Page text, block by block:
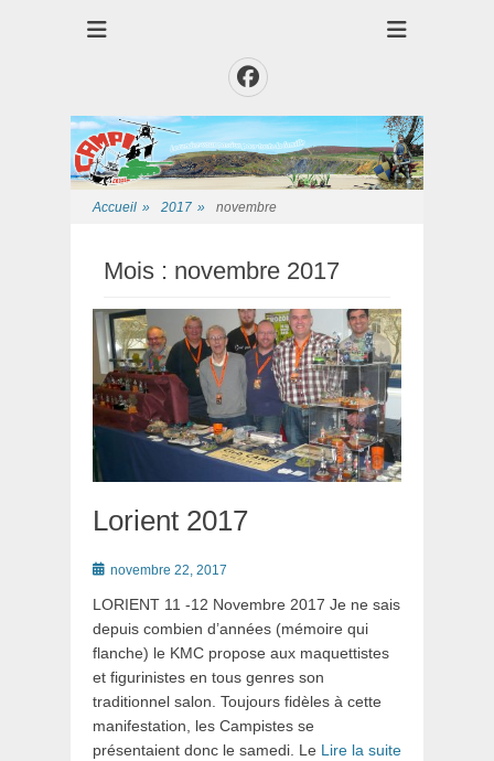
Club CAMPI
Facebook
Accueil » 2017 » novembre
Mois : novembre 2017
Lorient 2017
Posténovembre 22, 2017
LORIENT 11 -12 Novembre 2017 Je ne sais
depuis combien d’années (mémoire qui
flanche) le KMC propose aux maquettistes
et figurinistes en tous genres son
traditionnel salon. Toujours fidèles à cette
manifestation, les Campistes se
présentaient donc le samedi. Le Lire la suite